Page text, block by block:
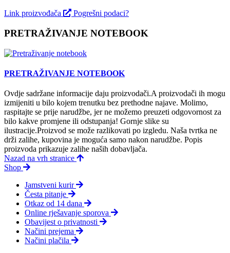
Link proizvođača Pogrešni podaci?
PRETRAŽIVANJE NOTEBOOK
PRETRAŽIVANJE NOTEBOOK
Ovdje sadržane informacije daju proizvodači.A proizvodači ih mogu
izmijeniti u bilo kojem trenutku bez prethodne najave. Molimo,
raspitajte se prije narudžbe, jer ne možemo preuzeti odgovornost za
bilo kakve promjene ili odstupanja! Gornje slike su
ilustracije.Proizvod se može razlikovati po izgledu. Naša tvrtka ne
drži zalihe, kupovina je moguća samo nakon narudžbe. Popis
proizvoda prikazuje zalihe naših dobavljača.
Nazad na vrh stranice
Shop
Jamstveni kurir
Česta pitanje
Otkaz od 14 dana
Online rješavanje sporova
Obavijest o privatnosti
Načini prejema
Načini plačila